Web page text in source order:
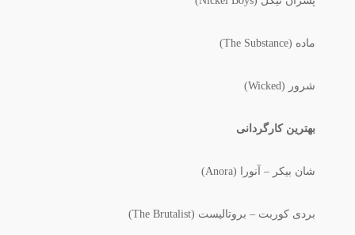
ماده (The Substance)
شرور (Wicked)
بهترین کارگردانی
شان بیکر – آنورا (Anora)
بردی کوربت – بروتالیست (The Brutalist)